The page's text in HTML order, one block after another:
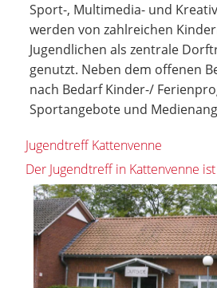
Sport-, Multimedia- und
werden von zahlreichen
Jugendlichen als zentrale
genutzt. Neben dem offenen
nach Bedarf Kinder-/
Sportangebote und
Jugendtreff Kattenvenne
Der Jugendtreff in Kattenvenne